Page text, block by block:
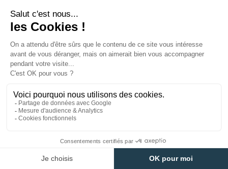
Règlement Crèche
Règlement Grési'Mountain
Pass
CGV Grési'Mountain Pass